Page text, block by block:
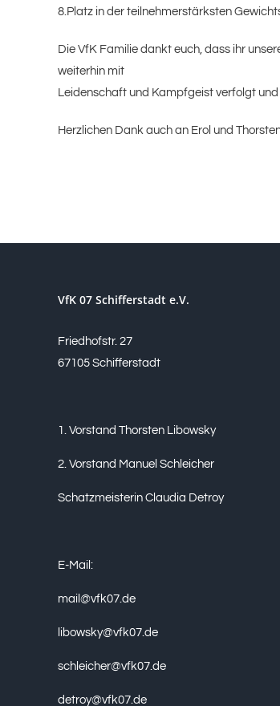
8.Platz in der teilnehmerstärksten
Die VfK Familie dankt euch, dass ihr
weiterhin mit
Leidenschaft und Kampfgeist verfolgt
Herzlichen Dank auch an Erol und
VfK 07 Schifferstadt e.V.
Friedhofstr. 27
67105 Schifferstadt
1. Vorstand Thorsten Libowsky
2. Vorstand Manuel Schleicher
Schatzmeisterin Claudia Detroy
E-Mail:
mail@vfk07.de
libowsky@vfk07.de
schleicher@vfk07.de
detroy@vfk07.de